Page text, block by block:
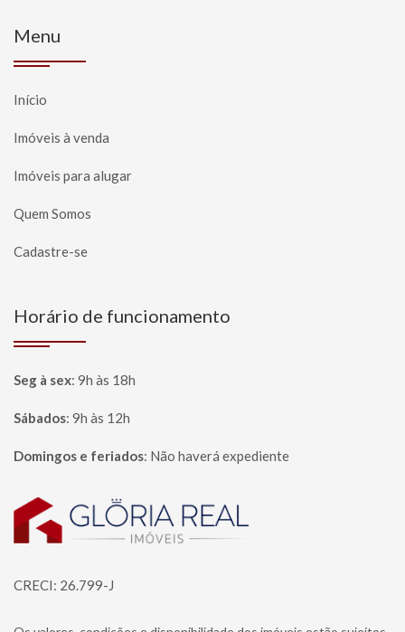
Menu
Início
Imóveis à venda
Imóveis para alugar
Quem Somos
Cadastre-se
Horário de funcionamento
Seg à sex: 9h às 18h
Sábados: 9h às 12h
Domingos e feriados: Não haverá expediente
Página inicial
CRECI: 26.799-J